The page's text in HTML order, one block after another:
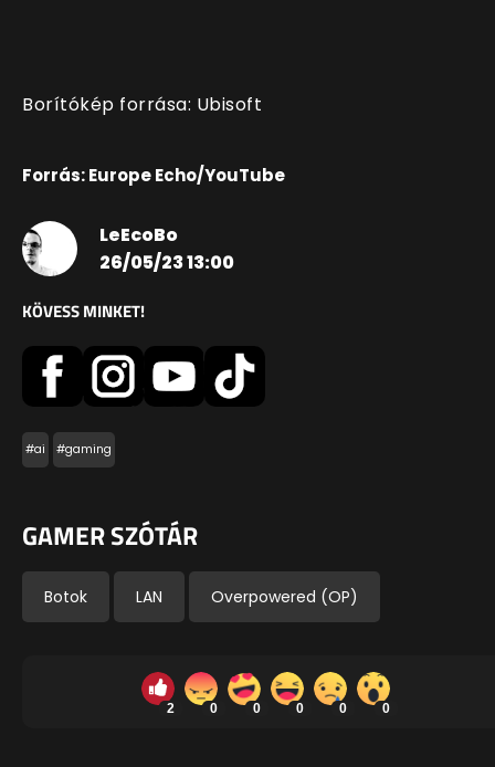
Borítókép forrása: Ubisoft
Forrás: Europe Echo/YouTube
LeEcoBo
26/05/23 13:00
KÖVESS MINKET!
#ai #gaming
GAMER SZÓTÁR
Botok LAN Overpowered (OP)
2 0 0 0 0 0